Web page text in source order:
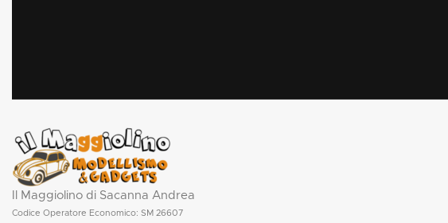
Il Maggiolino di Sacanna Andrea
Codice Operatore Economico: SM 26607